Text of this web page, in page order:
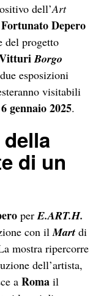
dell’Art
Fortunato Depero
del progetto
Borgo
esposizioni
visitabili
6 gennaio 2025.
di un
perE.ART.H.
con ilMart di
mostra ripercorre
dell’artista,
aRomail